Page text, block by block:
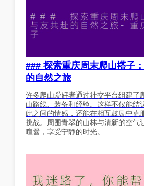
### 探索重庆周末爬山搭子
的自然之旅
许多爬山爱好者通过社交平台组建了
山路线、装备和经验。这样不仅能结
此之间的情感，还能在相互鼓励中克
挑战。周围青翠的山林与清新的空气
喧嚣，享受宁静的时光。